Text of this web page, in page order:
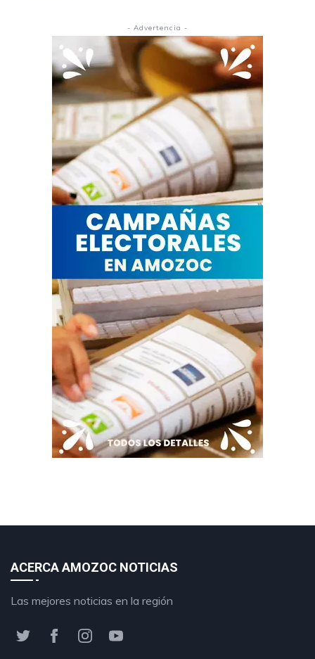
- Advertencia -
ACERCA AMOZOC NOTICIAS
Las mejores noticias en la región